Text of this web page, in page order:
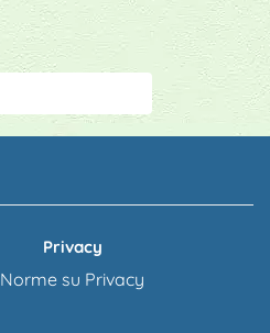
Privacy
Norme su Privacy